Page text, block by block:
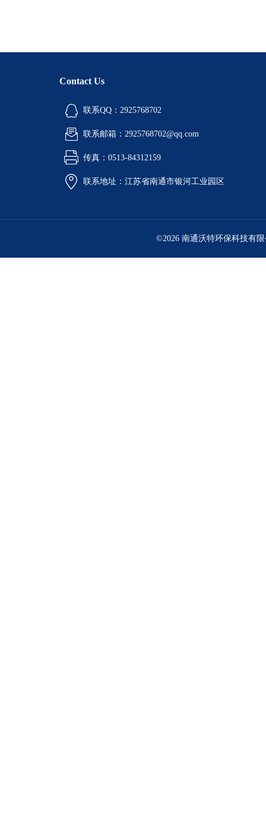
Contact Us
联系QQ：2925768702
联系邮箱：2925768702@qq.com
传真：0513-84312159
联系地址：江苏省南通市银河工业园区
©2026 南通沃特环保科技有